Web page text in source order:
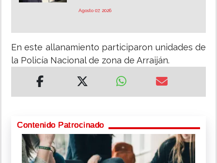
Agosto 07, 2026
En este allanamiento participaron unidades de
la Policía Nacional de zona de Arraiján.
Contenido Patrocinado